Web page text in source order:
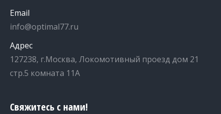
Email
info@optimal77.ru
Адрес
127238, г.Москва, Локомотивный проезд дом 21
стр.5 комната 11А
Свяжитесь с нами!